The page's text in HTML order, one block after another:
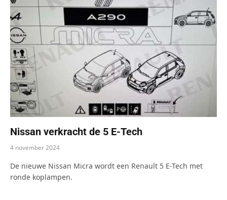
Nissan verkracht de 5 E-Tech
4 november 2024
De nieuwe Nissan Micra wordt een Renault 5 E-Tech met
ronde koplampen.